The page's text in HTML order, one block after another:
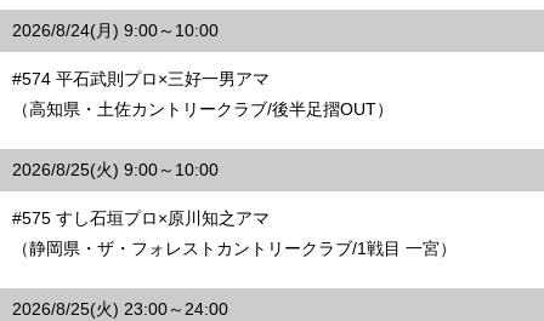
2026/8/24(月) 9:00～10:00
#574 平石武則プロ×三好一男アマ
（高知県・土佐カントリークラブ/後半足摺OUT）
2026/8/25(火) 9:00～10:00
#575 すし石垣プロ×原川知之アマ
（静岡県・ザ・フォレストカントリークラブ/1戦目 一宮）
2026/8/25(火) 23:00～24:00